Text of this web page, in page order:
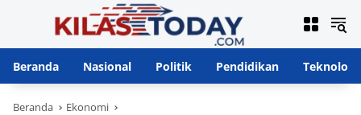
Beranda
Nasional Politik Pendidikan Teknologi
Beranda Ekonomi